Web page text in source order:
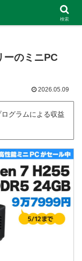
ーのミニPC
2026.05.09
グラムによる収益
検索